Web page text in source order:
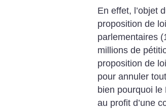
En effet, l’objet
proposition de
parlementaires
millions de
proposition de
pour annuler
bien pourquoi le
au profit d’une